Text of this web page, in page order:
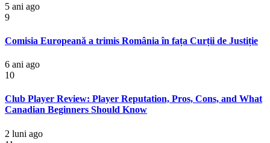
5 ani ago
9
Comisia Europeană a trimis România în fața Curții de Justiție
6 ani ago
10
Club Player Review: Player Reputation, Pros, Cons, and What
Canadian Beginners Should Know
2 luni ago